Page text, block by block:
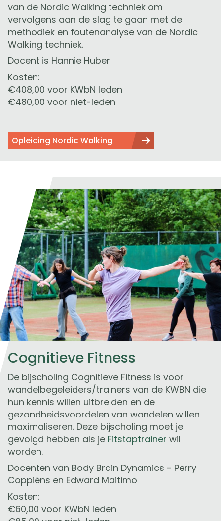
van de Nordic Walking techniek om
vervolgens aan de slag te gaan met de
methodiek en foutenanalyse van de Nordic
Walking techniek.
Docent is Hannie Huber
Kosten:
€408,00 voor KWbN leden
€480,00 voor niet-leden
Opleiding Nordic Walking
Cognitieve Fitness
De bijscholing Cognitieve Fitness is voor
wandelbegeleiders/trainers van de KWBN die
hun kennis willen uitbreiden en de
gezondheidsvoordelen van wandelen willen
maximaliseren. Deze bijscholing moet je
gevolgd hebben als je Fitstaptrainer wil
worden.
Docenten van Body Brain Dynamics - Perry
Coppiëns en Edward Maitimo
Kosten:
€60,00 voor KWbN leden